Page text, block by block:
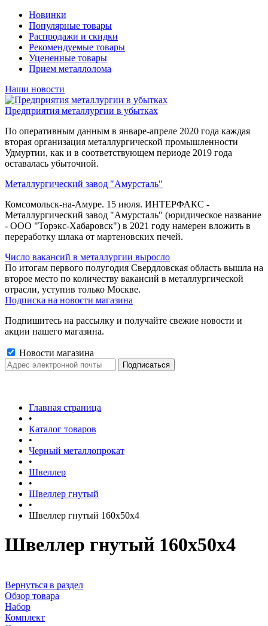
Новинки
Популярные товары
Распродажи и скидки
Рекомендуемые товары
Уцененные товары
Прием металлолома
Наши новости
Предприятия металлургии в убытках
По оперативным данным в январе-апреле 2020 года каждая
вторая организация металлургической промышленности
Удмуртии, как и в соответствующем периоде 2019 года
оставалась убыточной.
Металлургический завод "Амурсталь"
Комсомольск-на-Амуре. 15 июля. ИНТЕРФАКС -
Металлургический завод "Амурсталь" (юридическое название
- ООО "Торэкс-Хабаровск") в 2021 году намерен вложить в
переработку шлака от мартеновских печей.
Число вакансий в металлургии выросло
По итогам первого полугодия Свердловская область вышла на
второе место по количеству вакансий в металлургической
отрасли, уступив только Москве.
Подписка на новости магазина
Подпишитесь на рассылку и получайте свежие новости и
акции нашего магазина.
Новости магазина
Главная страница
•
Каталог товаров
•
Черный металлопрокат
•
Швеллер
•
Швеллер гнутый
•
Швеллер гнутый 160х50х4
Швеллер гнутый 160х50х4
Вернуться в раздел
Обзор товара
Набор
Комплект